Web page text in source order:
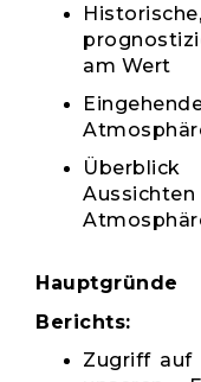
am Wert
Berichts:
Zugriff auf